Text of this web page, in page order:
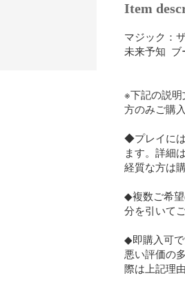
Item
マジック：
未来予知  ブ
※下記の説
方のみご購
◆プレイに
ます。詳細
経質な方は
◆複数ご希
分を引いて
◆即購入可
悪い評価の
際は上記理